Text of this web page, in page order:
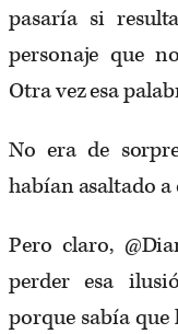
pasaría si
personaje que
Otra vez esa
No era de
habían asaltado a
Pero claro,
perder esa
porque sabía